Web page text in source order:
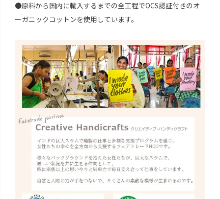
●原料から国内に輸入するまでの全工程でOCS認証付きのオ
ーガニックコットンを使用しています。